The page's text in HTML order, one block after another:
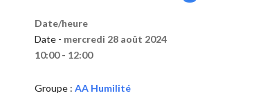
Date/heure
Date - mercredi 28 août 2024
10:00 - 12:00
Groupe : AA Humilité